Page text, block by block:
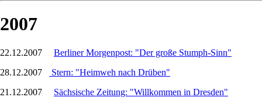
2007
22.12.2007 Berliner Morgenpost: "Der große Stumph-Sinn"
28.12.2007
Stern: "Heimweh nach Drüben"
21.12.2007 Sächsische Zeitung: "Willkommen in Dresden"